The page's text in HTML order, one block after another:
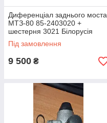
Диференціал заднього моста
МТЗ-80 85-2403020 +
шестерня 3021 Білорусія
Під замовлення
9 500 ₴